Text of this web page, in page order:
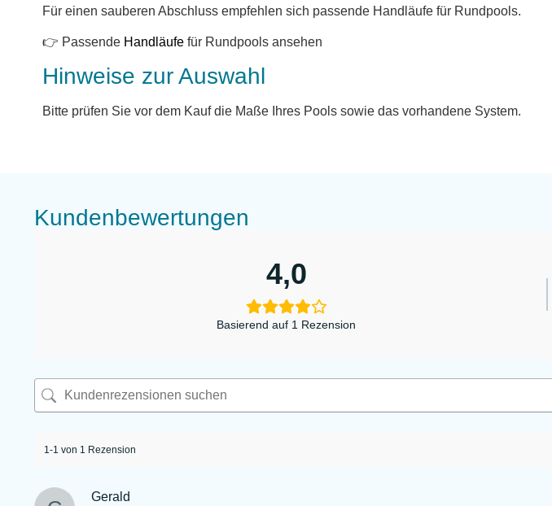
Für einen sauberen Abschluss empfehlen sich passende Handläufe für Rundpools.
👉 Passende Handläufe für Rundpools ansehen
Hinweise zur Auswahl
Bitte prüfen Sie vor dem Kauf die Maße Ihres Pools sowie das vorhandene System.
Kundenbewertungen
4,0
Basierend auf 1 Rezension
1-1 von 1 Rezension
Gerald